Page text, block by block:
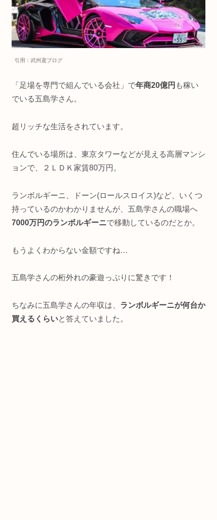
引用：武州鳶ブログ
「足場を専門で組んでいる会社」で年商20億円 も稼い
でいる五島学さん。
超リッチな生活をされています。
住んでいる場所は、東京タワーなどが見える高層マンシ
ョンで、２ＬＤＫ家賃80万円。
ランボルギーニ、ドーン(ロールスロイス)など、いくつ
持っているのかわかりませんが、五島学さんの職場へ
7000万円のランボルギーニで移動しているのだとか。
もうよくわからない金額ですね…
五島学さんの桁外れの豪遊っぷりに驚きです！
ちなみに五島学さんの年収は、 ランボルギーニが何台か
買えるくらいと答えていました。